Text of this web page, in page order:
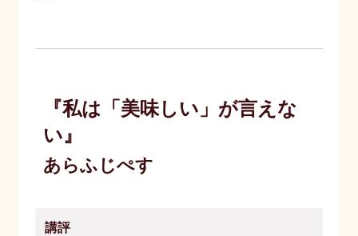
『私は「美味しい」が言えな
い』
あらふじぺす
講評